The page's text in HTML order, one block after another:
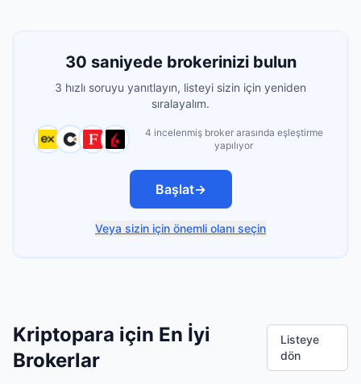
30 saniyede brokerinizi bulun
3 hızlı soruyu yanıtlayın, listeyi sizin için yeniden
sıralayalım.
4 incelenmiş broker arasında eşleştirme
yapılıyor
Başlat→
Veya sizin için önemli olanı seçin
Kriptopara için En İyi
Brokerlar
Listeye
dön